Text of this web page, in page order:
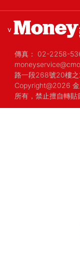
v
傳真： 02-2258-
路一段268號20樓之
Copyright@2026
所有，禁止擅自轉貼